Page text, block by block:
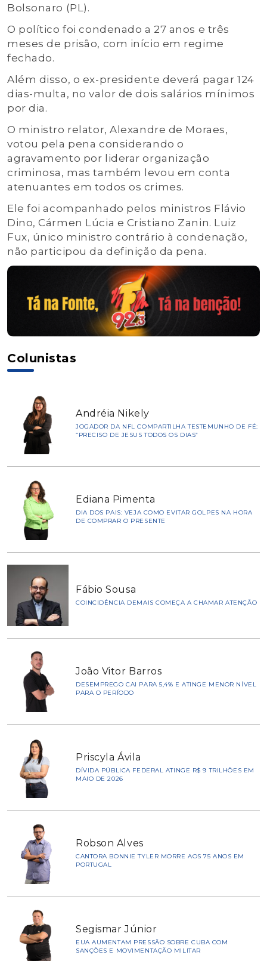
Bolsonaro (PL).
O político foi condenado a 27 anos e três
meses de prisão, com início em regime
fechado.
Além disso, o ex-presidente deverá pagar 124
dias-multa, no valor de dois salários mínimos
por dia.
O ministro relator, Alexandre de Moraes,
votou pela pena considerando o
agravamento por liderar organização
criminosa, mas também levou em conta
atenuantes em todos os crimes.
Ele foi acompanhado pelos ministros Flávio
Dino, Cármen Lúcia e Cristiano Zanin. Luiz
Fux, único ministro contrário à condenação,
não participou da definição da pena.
Colunistas
Andréia Nikely
JOGADOR DA NFL COMPARTILHA TESTEMUNHO DE FÉ:
“PRECISO DE JESUS TODOS OS DIAS”
Ediana Pimenta
DIA DOS PAIS: VEJA COMO EVITAR GOLPES NA HORA
DE COMPRAR O PRESENTE
Fábio Sousa
COINCIDÊNCIA DEMAIS COMEÇA A CHAMAR ATENÇÃO
João Vitor Barros
DESEMPREGO CAI PARA 5,4% E ATINGE MENOR NÍVEL
PARA O PERÍODO
Priscyla Ávila
DÍVIDA PÚBLICA FEDERAL ATINGE R$ 9 TRILHÕES EM
MAIO DE 2026
Robson Alves
CANTORA BONNIE TYLER MORRE AOS 75 ANOS EM
PORTUGAL
Segismar Júnior
EUA AUMENTAM PRESSÃO SOBRE CUBA COM
SANÇÕES E MOVIMENTAÇÃO MILITAR